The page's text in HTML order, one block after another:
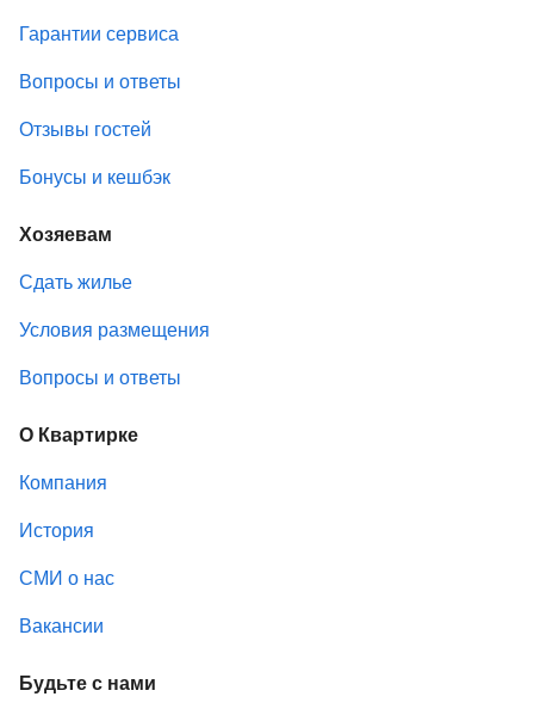
Гарантии сервиса
Вопросы и ответы
Отзывы гостей
Бонусы и кешбэк
Хозяевам
Сдать жилье
Условия размещения
Вопросы и ответы
О Квартирке
Компания
История
СМИ о нас
Вакансии
Будьте с нами